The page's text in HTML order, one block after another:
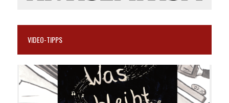
VIDEO-TIPPS